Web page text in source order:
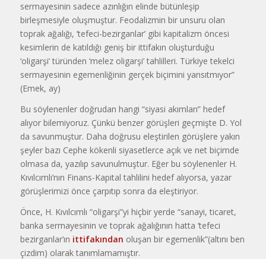
sermayesinin sadece azınlığın elinde bütünle­şip
birleşmesiyle oluşmuştur. Feodalizmin bir unsuru olan
toprak ağalığı, ‘tefeci-bezirganlar’ gibi kapitalizm öncesi
kesimle­rin de katıldığı geniş bir ittifakın oluşturdu­ğu
‘oligarşi’ türünden ‘melez oligarşi’ tahlil­leri. Türkiye tekelci
sermayesinin egemenliğinin gerçek biçimini yansıtmıyor”
(Emek, ay)
Bu söylenenler doğrudan hangi “siyasi akımları” hedef
alıyor bilemiyoruz. Çünkü benzer görüşleri geçmişte D. Yol
da savunmuştur. Daha doğrusu eleştirilen görüşlere yakın
şeyler bazı Cephe kökenli siyasetlerce açık ve net biçimde
olmasa da, yazı­lıp savunulmuştur. Eğer bu söylenenler H.
Kıvılcımlı’nın Finans-Kapital tahlilini hedef alıyorsa, yazar
görüşlerimizi önce çarpıtıp sonra da eleştiriyor.
Önce, H. Kıvılcımlı “oligarşi”yi hiçbir yer­de “sanayi, ticaret,
banka sermayesinin ve toprak ağalığının hatta ‘tefeci
bezirganlar’ın ittifakından oluşan bir egemenlik”(altını ben
çizdim) olarak tanımlamamıştır.